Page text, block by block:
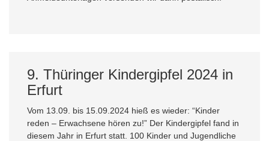
9. Thüringer Kindergipfel 2024 in
Erfurt
Vom 13.09. bis 15.09.2024 hieß es wieder: “Kinder
reden – Erwachsene hören zu!” Der Kindergipfel fand in
diesem Jahr in Erfurt statt. 100 Kinder und Jugendliche